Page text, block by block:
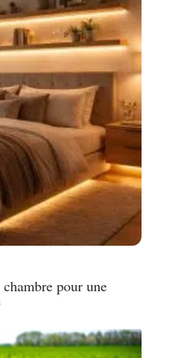
pour une